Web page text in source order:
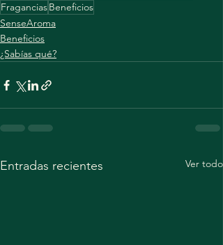
FraganciasBeneficios
SenseAroma
Beneficios
¿Sabías qué?
Entradas recientes Ver todo